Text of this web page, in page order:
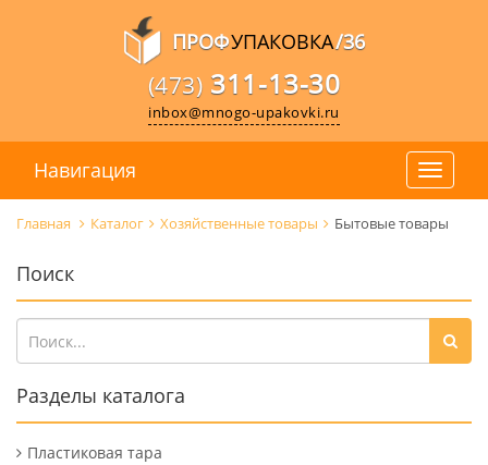
ПРОФУПАКОВКА/36
(473) 311-13-30
inbox@mnogo-upakovki.ru
Навигация
Главная Каталог Хозяйственные товары Бытовые товары
Поиск
Разделы каталога
Пластиковая тара